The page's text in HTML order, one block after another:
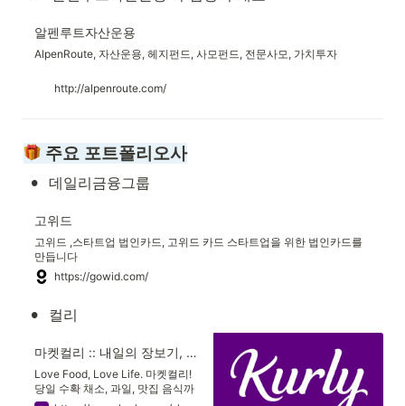
알펜루트자산운용
AlpenRoute, 자산운용, 헤지펀드, 사모펀드, 전문사모, 가치투자
http://alpenroute.com/
주요 포트폴리오사
• 데일리금융그룹
고위드
고위드 ,스타트업 법인카드, 고위드 카드 스타트업을 위한 법인카드를
만듭니다
https://gowid.com/
• 컬리
마켓컬리 :: 내일의 장보기, 마켓컬리
Love Food, Love Life. 마켓컬리!
당일 수확 채소, 과일, 맛집 음식까
지 내일 아침 문 앞에서 만나요!